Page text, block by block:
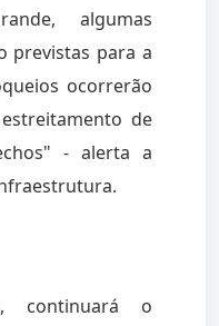
algumas
previstas para a
ocorrerão
de
- alerta a
continuará o